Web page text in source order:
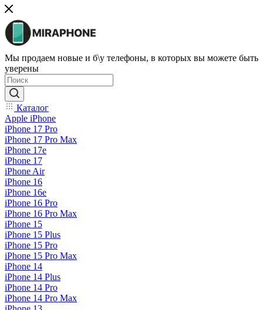
Мы продаем новые и б\у телефоны, в которых вы можете быть
уверены
Каталог
Apple iPhone
iPhone 17 Pro
iPhone 17 Pro Max
iPhone 17e
iPhone 17
iPhone Air
iPhone 16
iPhone 16e
iPhone 16 Pro
iPhone 16 Pro Max
iPhone 15
iPhone 15 Plus
iPhone 15 Pro
iPhone 15 Pro Max
iPhone 14
iPhone 14 Plus
iPhone 14 Pro
iPhone 14 Pro Max